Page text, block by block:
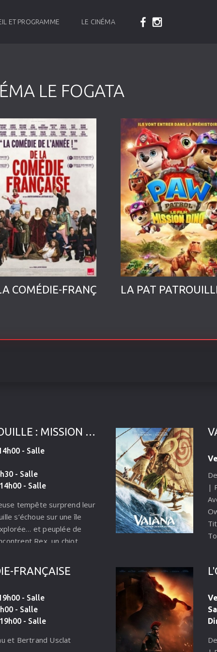
ET PROGRAMME LE CINÉMA
LE FOGATA
COMÉDIE-FRANÇAISE
LA PAT PATROUILLE : MISSION DINO
- Salle
- Salle
- Salle
tempête surprend leur
s’échoue sur une île
et peuplée de
Rex, un chiot
des dinosaures. Mais
M.Hellinger, arrive lui
naturelles en creusant
imprudentes déclenchent
gigantesque volcan
se retrouve alors
|
FRANÇAISE
- Salle
- Salle
- Salle
et Bertrand Usclat